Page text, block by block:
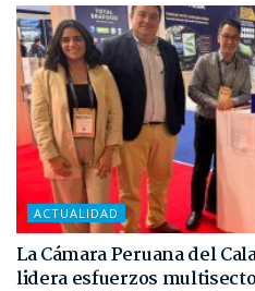
ACTUALIDAD
La Cámara Peruana del
lidera esfuerzos